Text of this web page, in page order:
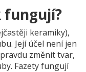
fungují?
keramiky),
Její účel není jen
změnit tvar,
Fazety fungují